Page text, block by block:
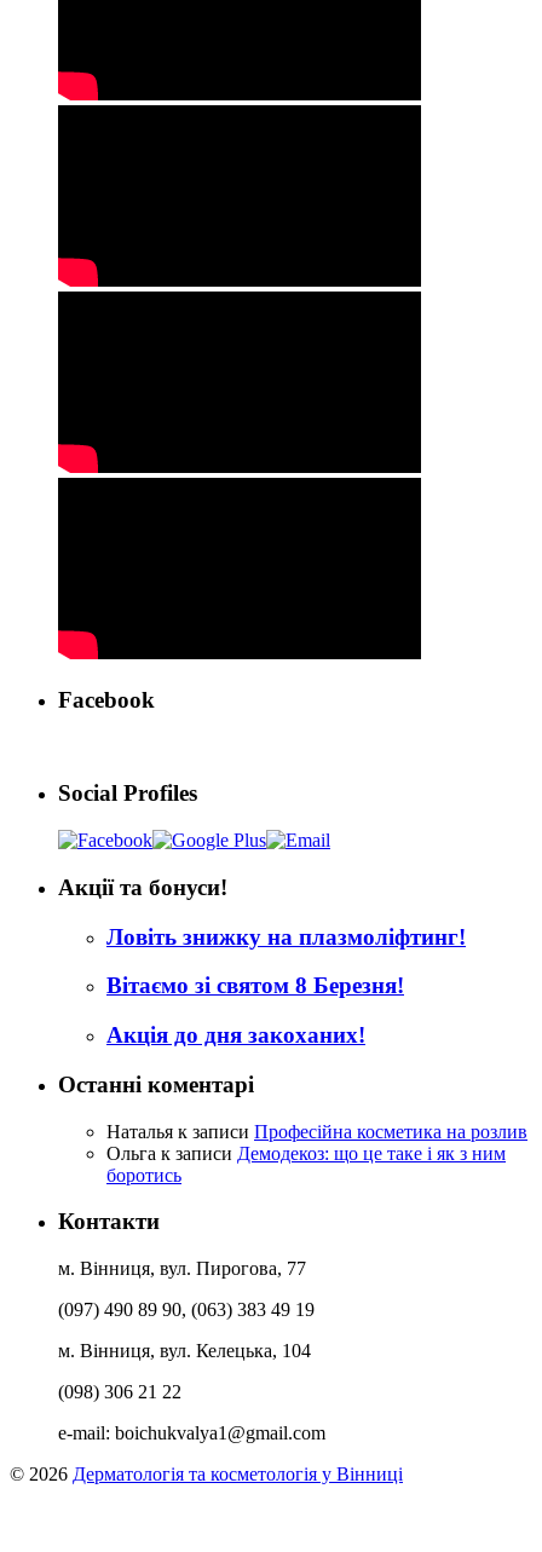
Facebook
Social Profiles
Акції та бонуси!
Ловіть знижку на плазмоліфтинг!
Вітаємо зі святом 8 Березня!
Акція до дня закоханих!
Останні коментарі
Наталья к записи Професійна косметика на розлив
Ольга к записи Демодекоз: що це таке і як з ним
боротись
Контакти
м. Вінниця, вул. Пирогова, 77
(097) 490 89 90, (063) 383 49 19
м. Вінниця, вул. Келецька, 104
(098) 306 21 22
e-mail: boichukvalya1@gmail.com
© 2026 Дерматологія та косметологія у Вінниці